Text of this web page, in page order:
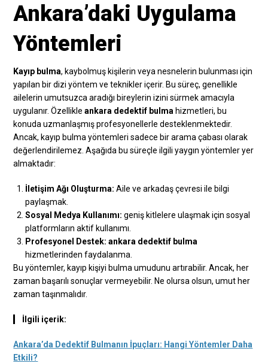
Ankara’daki Uygulama
Yöntemleri
Kayıp bulma, kaybolmuş kişilerin veya nesnelerin bulunması için
yapılan bir dizi yöntem ve teknikler içerir. Bu süreç, genellikle
ailelerin umutsuzca aradığı bireylerin izini sürmek amacıyla
uygulanır. Özellikleankara dedektif bulma hizmetleri, bu
konuda uzmanlaşmış profesyonellerle desteklenmektedir.
Ancak, kayıp bulma yöntemleri sadece bir arama çabası olarak
değerlendirilemez. Aşağıda bu süreçle ilgili yaygın yöntemler yer
almaktadır:
İletişim Ağı Oluşturma: Aile ve arkadaş çevresi ile bilgi
paylaşmak.
Sosyal Medya Kullanımı: geniş kitlelere ulaşmak için sosyal
platformların aktif kullanımı.
Profesyonel Destek: ankara dedektif bulma
hizmetlerinden faydalanma.
Bu yöntemler, kayıp kişiyi bulma umudunu artırabilir. Ancak, her
zaman başarılı sonuçlar vermeyebilir. Ne olursa olsun, umut her
zaman taşınmalıdır.
İlgili içerik:
Ankara’da Dedektif Bulmanın İpuçları: Hangi Yöntemler Daha
Etkili?